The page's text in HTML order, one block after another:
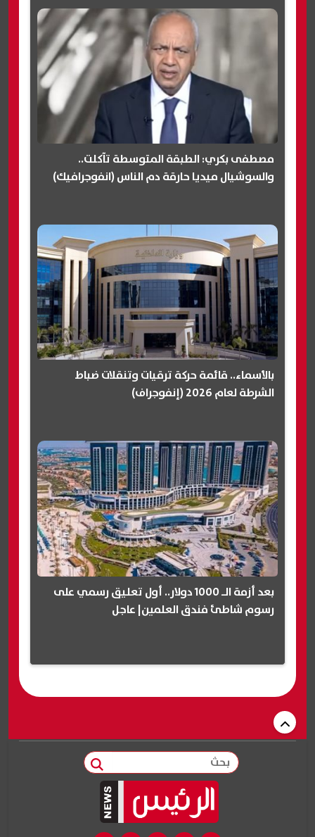
مصطفى بكري: الطبقة المتوسطة تآكلت..
والسوشيال ميديا حارقة دم الناس (انفوجرافيك)
بالأسماء.. قائمة حركة ترقيات وتنقلات ضباط
الشرطة لعام 2026 (إنفوجراف)
بعد أزمة الـ 1000 دولار.. أول تعليق رسمي على
رسوم شاطئ فندق العلمين| عاجل
بحث